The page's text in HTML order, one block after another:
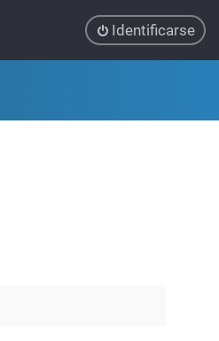
Identificarse